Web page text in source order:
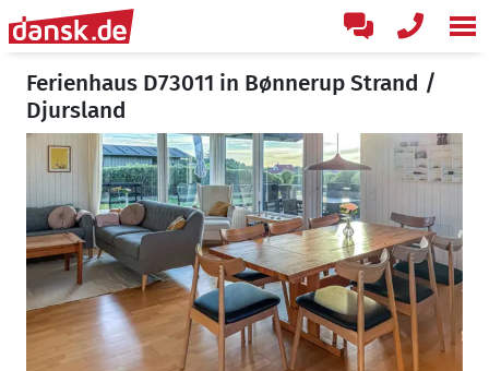
Ferienhaus D73011 in Bønnerup Strand /
Djursland